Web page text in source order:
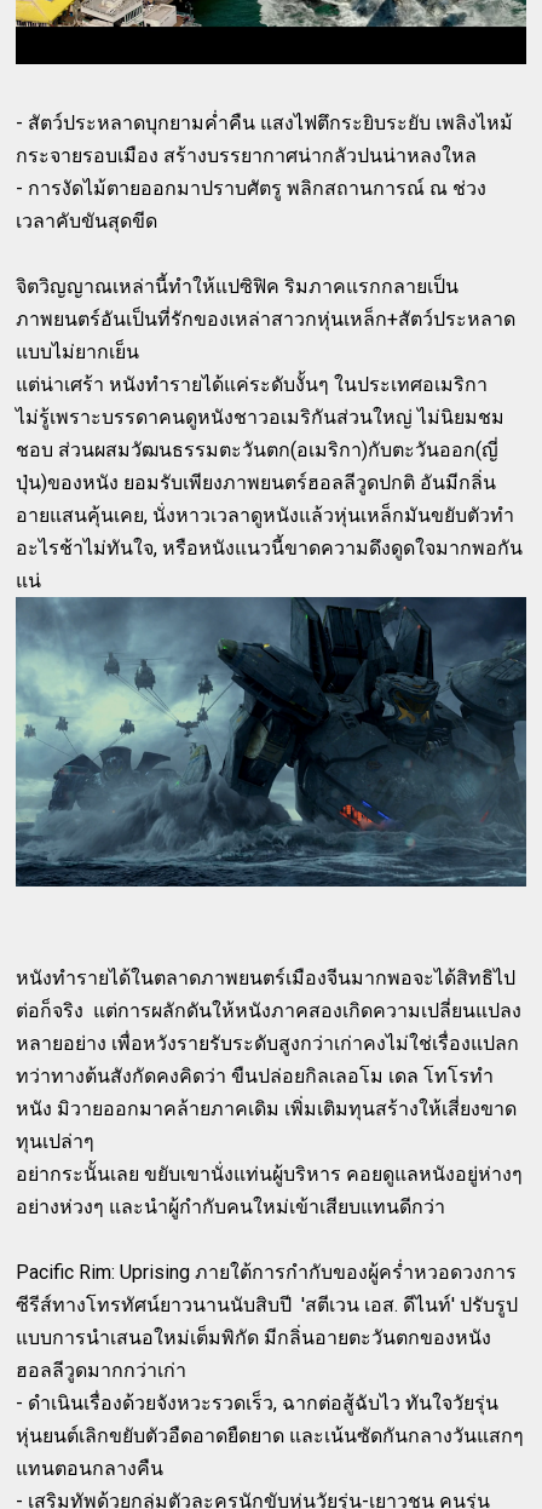
- สัตว์ประหลาดบุกยามค่ำคืน แสงไฟตึกระยิบระยับ เพลิงไหม้
กระจายรอบเมือง สร้างบรรยากาศน่ากลัวปนน่าหลงใหล
- การงัดไม้ตายออกมาปราบศัตรู พลิกสถานการณ์ ณ ช่วง
เวลาคับขันสุดขีด
จิตวิญญาณเหล่านี้ทำให้แปซิฟิค ริมภาคแรกกลายเป็น
ภาพยนตร์อันเป็นที่รักของเหล่าสาวกหุ่นเหล็ก+สัตว์ประหลาด
แบบไม่ยากเย็น
แต่น่าเศร้า หนังทำรายได้แค่ระดับงั้นๆ ในประเทศอเมริกา
ไม่รู้เพราะบรรดาคนดูหนังชาวอเมริกันส่วนใหญ่ ไม่นิยมชม
ชอบ ส่วนผสมวัฒนธรรมตะวันตก(อเมริกา)กับตะวันออก(ญี่
ปุ่น)ของหนัง ยอมรับเพียงภาพยนตร์ฮอลลีวูดปกติ อันมีกลิ่น
อายแสนคุ้นเคย, นั่งหาวเวลาดูหนังแล้วหุ่นเหล็กมันขยับตัวทำ
อะไรช้าไม่ทันใจ, หรือหนังแนวนี้ขาดความดึงดูดใจมากพอกัน
แน่
หนังทำรายได้ในตลาดภาพยนตร์เมืองจีนมากพอจะได้สิทธิไป
ต่อก็จริง แต่การผลักดันให้หนังภาคสองเกิดความเปลี่ยนแปลง
หลายอย่าง เพื่อหวังรายรับระดับสูงกว่าเก่าคงไม่ใช่เรื่องแปลก
ทว่าทางต้นสังกัดคงคิดว่า ขืนปล่อยกิลเลอโม เดล โทโรทำ
หนัง มิวายออกมาคล้ายภาคเดิม เพิ่มเติมทุนสร้างให้เสี่ยงขาด
ทุนเปล่าๆ
อย่ากระนั้นเลย ขยับเขานั่งแท่นผู้บริหาร คอยดูแลหนังอยู่ห่างๆ
อย่างห่วงๆ และนำผู้กำกับคนใหม่เข้าเสียบแทนดีกว่า
Pacific Rim: Uprising ภายใต้การกำกับของผู้คร่ำหวอดวงการ
ซีรีส์ทางโทรทัศน์ยาวนานนับสิบปี 'สตีเวน เอส. ดีไนท์' ปรับรูป
แบบการนำเสนอใหม่เต็มพิกัด มีกลิ่นอายตะวันตกของหนัง
ฮอลลีวูดมากกว่าเก่า
- ดำเนินเรื่องด้วยจังหวะรวดเร็ว, ฉากต่อสู้ฉับไว ทันใจวัยรุ่น
หุ่นยนต์เลิกขยับตัวอืดอาดยืดยาด และเน้นซัดกันกลางวันแสกๆ
แทนตอนกลางคืน
- เสริมทัพด้วยกลุ่มตัวละครนักขับหุ่นวัยรุ่น-เยาวชน คนรุ่น